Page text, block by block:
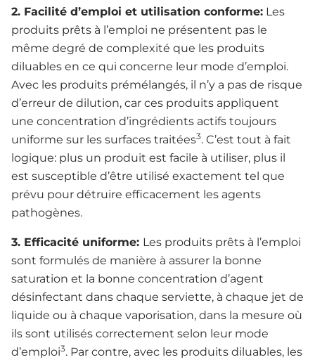
2. Facilité d’emploi et utilisation conforme: Les
produits prêts à l’emploi ne présentent pas le
même degré de complexité que les produits
diluables en ce qui concerne leur mode d’emploi.
Avec les produits prémélangés, il n’y a pas de risque
d’erreur de dilution, car ces produits appliquent
une concentration d’ingrédients actifs toujours
uniforme sur les surfaces traitées3. C’est tout à fait
logique: plus un produit est facile à utiliser, plus il
est susceptible d’être utilisé exactement tel que
prévu pour détruire efficacement les agents
pathogènes.
3. Efficacité uniforme: Les produits prêts à l’emploi
sont formulés de manière à assurer la bonne
saturation et la bonne concentration d’agent
désinfectant dans chaque serviette, à chaque jet de
liquide ou à chaque vaporisation, dans la mesure où
ils sont utilisés correctement selon leur mode
d’emploi3. Par contre, avec les produits diluables, les